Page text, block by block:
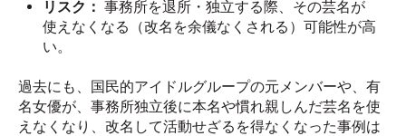
リスク： 事務所を退所・独立する際、その芸名が
使えなくなる（改名を余儀なくされる）可能性が高
い。
過去にも、国民的アイドルグループの元メンバーや、有
名女優が、事務所独立後に本名や慣れ親しんだ芸名を使
えなくなり、改名して活動せざるを得なくなった事例は